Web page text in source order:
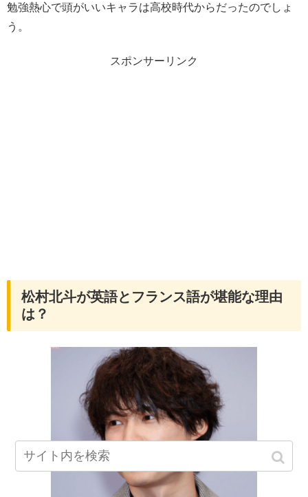
勉強熱心で頭がいいキャラは高校時代からだったのでしょ
う。
スポンサーリンク
松村北斗が英語とフランス語が堪能な理由
は？